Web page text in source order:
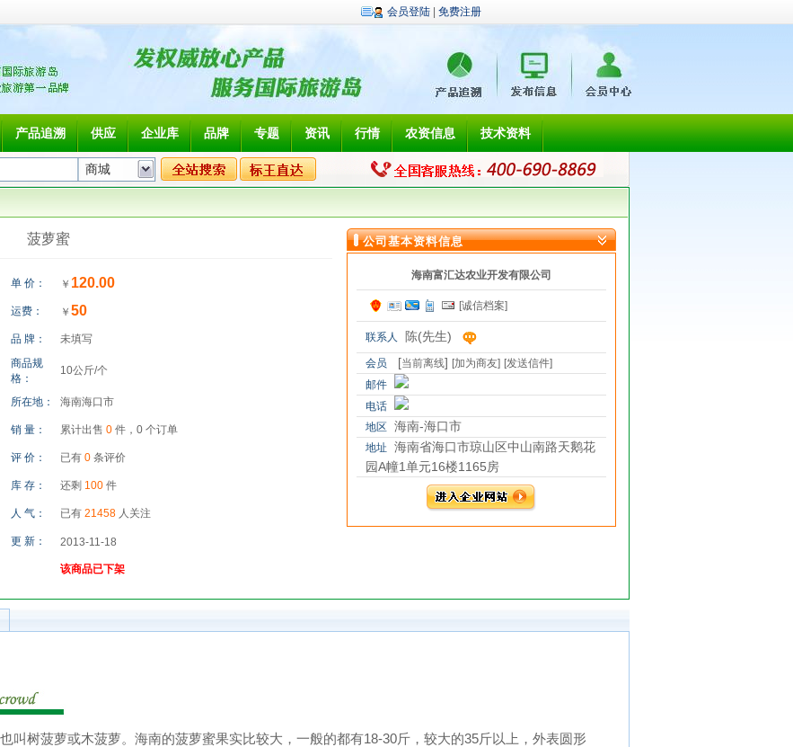
会员登陆 免费注册
产品追溯 供应 企业库 品牌 专题 资讯 行情 农资信息 技术资料
菠萝蜜
单 价： ￥ 120.00
运费： ￥ 50
品 牌：
未填写
商品规
格：
10公斤/个
所在地： 海南海口市
销 量： 累计出售 0 件，0 个订单
评 价： 已有 0 条评价
库 存： 还剩 100 件
人 气： 已有 21458 人关注
更 新： 2013-11-18
该商品已下架
公司基本资料信息
海南富汇达农业开发有限公司
[诚信档案]
联系人 陈(先生)
会员 [当前离线] [加为商友] [发送信件]
邮件
电话
地区
海南-海口市
地址
海南省海口市琼山区中山南路天鹅花
园A幢1单元16楼1165房
树菠萝或木菠萝。海南的菠萝蜜果实比较大，一般的都有18-30斤，较大的35斤以上，外表圆形